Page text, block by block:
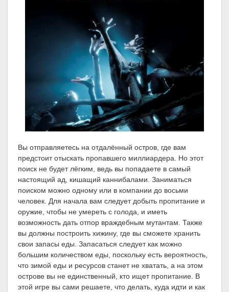
Вы отправляетесь на отдалённый остров, где вам
предстоит отыскать пропавшего миллиардера. Но этот
поиск не будет лёгким, ведь вы попадаете в самый
настоящий ад, кишащий каннибалами. Заниматься
поиском можно одному или в компании до восьми
человек. Для начала вам следует добыть пропитание и
оружие, чтобы не умереть с голода, и иметь
возможность дать отпор враждебным мутантам. Также
вы должны построить хижину, где вы сможете хранить
свои запасы еды. Запасаться следует как можно
большим количеством еды, поскольку есть вероятность,
что зимой еды и ресурсов станет не хватать, а на этом
острове вы не единственный, кто ищет пропитание. В
этой игре вы сами решаете, что делать, куда идти и как